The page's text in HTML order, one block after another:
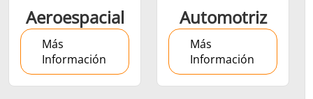
Generador y
Controlador
Generadores
Aeroespacial
Más
Información
Automotriz
Más
Información